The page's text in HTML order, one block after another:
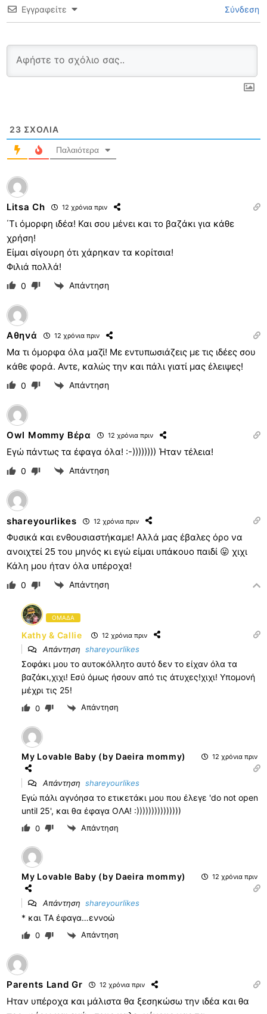
Εγγραφείτε Σύνδεση
23 ΣΧΌΛΙΑ
Παλαιότερα
Litsa Ch 12 χρόνια πριν
΄Τι όμορφη ιδέα! Και σου μένει και το βαζάκι για κάθε
χρήση!
Είμαι σίγουρη ότι χάρηκαν τα κορίτσια!
Φιλιά πολλά!
0 Απάντηση
Αθηνά 12 χρόνια πριν
Μα τι όμορφα όλα μαζί! Με εντυπωσιάζεις με τις ιδέες σου
κάθε φορά. Αντε, καλώς την και πάλι γιατί μας έλειψες!
0 Απάντηση
Owl Mommy Βέρα 12 χρόνια πριν
Εγώ πάντως τα έφαγα όλα! :-)))))))) Ήταν τέλεια!
0 Απάντηση
shareyourlikes 12 χρόνια πριν
Φυσικά και ενθουσιαστήκαμε! Αλλά μας έβαλες όρο να
ανοιχτεί 25 του μηνός κι εγώ είμαι υπάκουο παιδί 😛 χιχι
Κάλη μου ήταν όλα υπέροχα!
0 Απάντηση
ΟΜΑΔΑ
Kathy & Callie 12 χρόνια πριν
Απάντηση shareyourlikes
Σοφάκι μου το αυτοκόλλητο αυτό δεν το είχαν όλα τα
βαζάκι,χιχι! Εσύ όμως ήσουν από τις άτυχες!χιχι! Υπομονή
μέχρι τις 25!
0 Απάντηση
My Lovable Baby (by Daeira mommy) 12 χρόνια πριν
Απάντηση shareyourlikes
Εγώ πάλι αγνόησα το ετικετάκι μου που έλεγε 'do not open
until 25', και θα έφαγα ΟΛΑ! :)))))))))))))))
0 Απάντηση
My Lovable Baby (by Daeira mommy) 12 χρόνια πριν
Απάντηση shareyourlikes
* και ΤΑ έφαγα…εννοώ
0 Απάντηση
Parents Land Gr 12 χρόνια πριν
Ηταν υπέροχα και μάλιστα θα ξεσηκώσω την ιδέα και θα